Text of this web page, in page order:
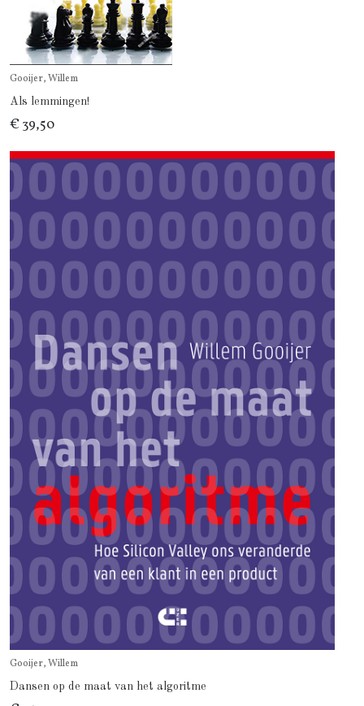
Gooijer, Willem
Als lemmingen!
€ 39,50
Gooijer, Willem
Dansen op de maat van het algoritme